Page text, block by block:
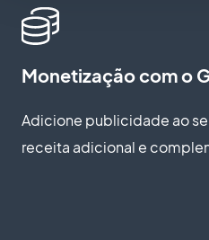
Monetização com o
Adicione publicidade ao
receita adicional e